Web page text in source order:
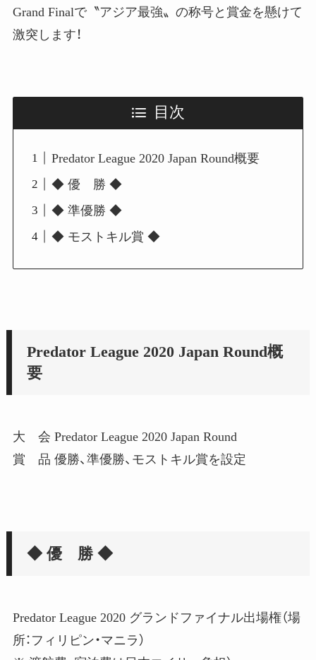
Grand Finalで〝アジア最強〟の称号と賞金を懸けて
激突します！
目次
Predator League 2020 Japan Round概要
◆ 優 勝 ◆
◆ 準優勝 ◆
◆ モストキル賞 ◆
Predator League 2020 Japan Round概
要
大 会 Predator League 2020 Japan Round
賞 品 優勝、準優勝、モストキル賞を設定
◆ 優 勝 ◆
Predator League 2020 グランドファイナル出場権（場
所：フィリピン・マニラ）